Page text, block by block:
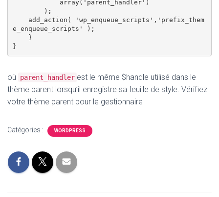
e_enqueue_scripts' );
où parent_handler est le même $handle utilisé dans le
thème parent lorsqu’il enregistre sa feuille de style. Vérifiez
votre thème parent pour le gestionnaire
Catégories : WORDPRESS